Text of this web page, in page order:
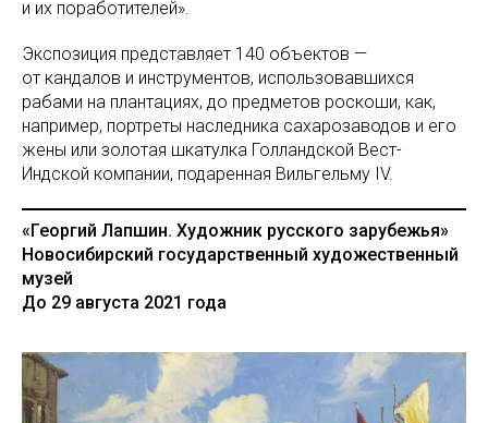
и их поработителей».
Экспозиция представляет 140 объектов —
от кандалов и инструментов, использовавшихся
рабами на плантациях, до предметов роскоши, как,
например, портреты наследника сахарозаводов и его
жены или золотая шкатулка Голландской Вест-
Индской компании, подаренная Вильгельму IV.
«Георгий Лапшин. Художник русского зарубежья»
Новосибирский государственный художественный
музей
До 29 августа 2021 года